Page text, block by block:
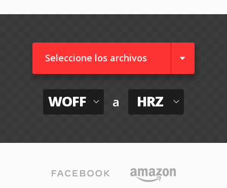
Seleccione los archivos
WOFF a HRZ